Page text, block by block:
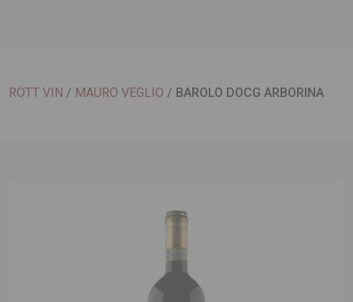
RÖTT VIN / MAURO VEGLIO / BAROLO DOCG ARBORINA